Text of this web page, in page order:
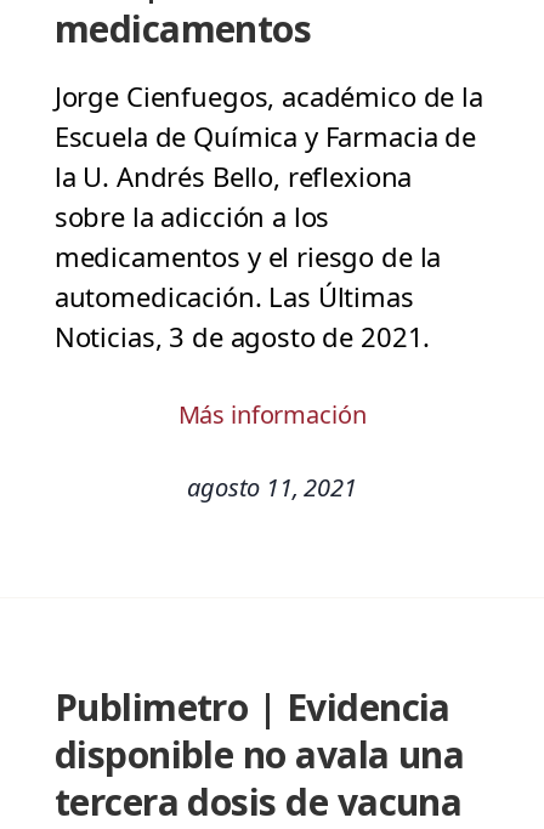
medicamentos
Jorge Cienfuegos, académico de la
Escuela de Química y Farmacia de
la U. Andrés Bello, reflexiona
sobre la adicción a los
medicamentos y el riesgo de la
automedicación. Las Últimas
Noticias, 3 de agosto de 2021.
Más información
agosto 11, 2021
Publimetro | Evidencia
disponible no avala una
tercera dosis de vacuna